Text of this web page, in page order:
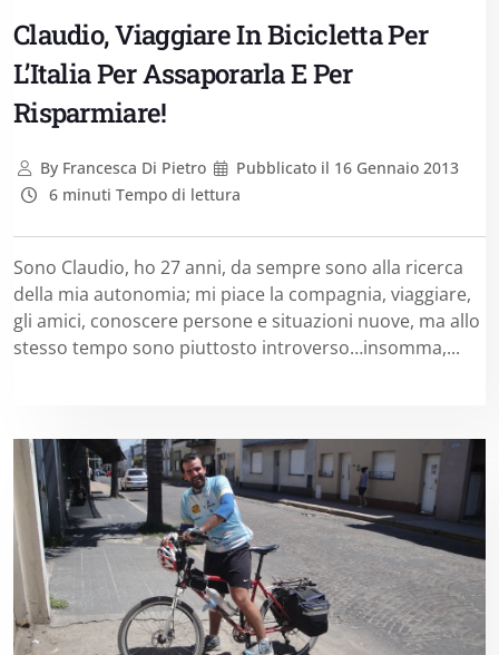
Claudio, Viaggiare In Bicicletta Per
L’Italia Per Assaporarla E Per
Risparmiare!
ByFrancesca Di Pietro Pubblicato il 16 Gennaio 2013
6 minuti Tempo di lettura
Sono Claudio, ho 27 anni, da sempre sono alla ricerca
della mia autonomia; mi piace la compagnia, viaggiare,
gli amici, conoscere persone e situazioni nuove, ma allo
stesso tempo sono piuttosto introverso…insomma,...